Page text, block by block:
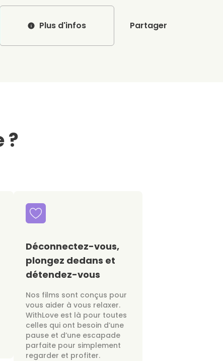
Plus d'infos Partager
?
Déconnectez-vous,
plongez dedans et
détendez-vous
Nos films sont conçus pour
vous aider à vous relaxer.
WithLove est là pour toutes
celles qui ont besoin d’une
pause et d’une escapade
parfaite pour simplement
regarder et profiter.